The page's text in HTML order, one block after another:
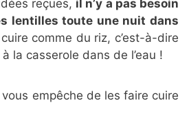
reçues, il n’y a pas besoin
lentilles toute une nuit dans
comme du riz, c’est-à-dire
la casserole dans de l’eau !
vous empêche de les faire cuire